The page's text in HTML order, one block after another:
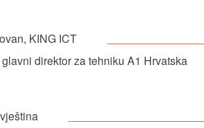
KING ICT
direktor za tehniku A1 Hrvatska